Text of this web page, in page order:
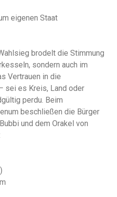
eigenen Staat
brodelt die Stimmung
sondern auch im
Vertrauen in die
sei es Kreis, Land oder
perdu. Beim
beschließen die Bürger
und dem Orakel von